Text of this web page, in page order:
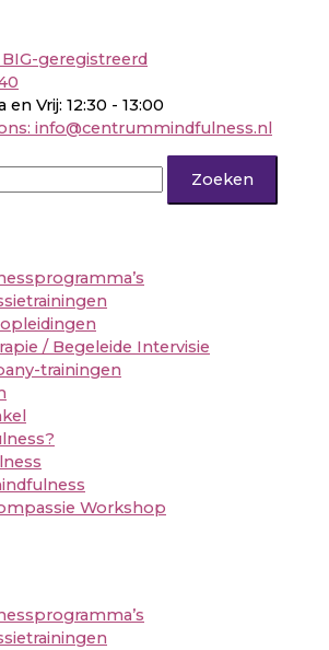
geregistreerd
Vrij: 12:30 - 13:00
info@centrummindfulness.nl
/ Begeleide Intervisie
trainingen
Workshop